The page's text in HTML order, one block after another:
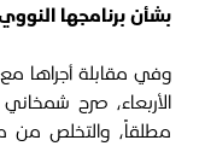
بشأن برنامجها
وفي مقابلة أجراها
الأربعاء، صرح
مطلقاً، والتخلص من